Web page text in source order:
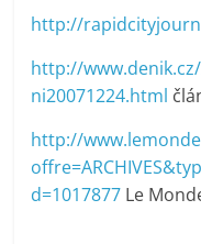
http://
http://
ni20071224.html
http://
d=1017877 Le